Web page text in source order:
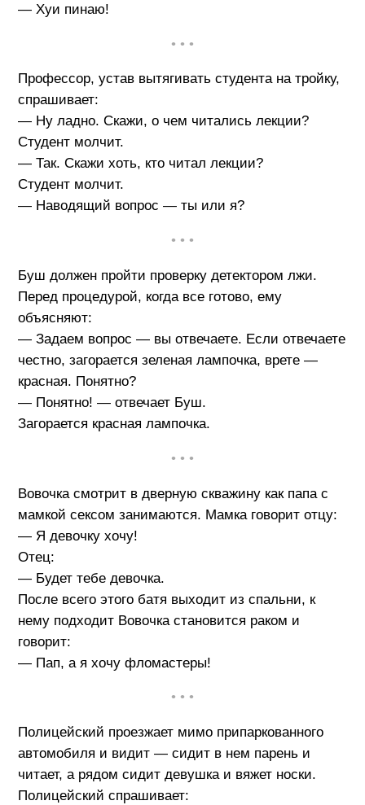
— Хуи пинаю!
• • •
Профессор, устав вытягивать студента на тройку,
спрашивает:
— Ну ладно. Скажи, о чем читались лекции?
Студент молчит.
— Так. Скажи хоть, кто читал лекции?
Студент молчит.
— Наводящий вопрос — ты или я?
• • •
Буш должен пройти проверку детектором лжи.
Перед процедурой, когда все готово, ему
объясняют:
— Задаем вопрос — вы отвечаете. Если отвечаете
честно, загорается зеленая лампочка, врете —
красная. Понятно?
— Понятно! — отвечает Буш.
Загорается красная лампочка.
• • •
Вовочка смотрит в дверную скважину как папа с
мамкой сексом занимаются. Мамка говорит отцу:
— Я девочку хочу!
Отец:
— Будет тебе девочка.
После всего этого батя выходит из спальни, к
нему подходит Вовочка становится раком и
говорит:
— Пап, а я хочу фломастеры!
• • •
Полицейский проезжает мимо припаркованного
автомобиля и видит — сидит в нем парень и
читает, а рядом сидит девушка и вяжет носки.
Полицейский спрашивает: